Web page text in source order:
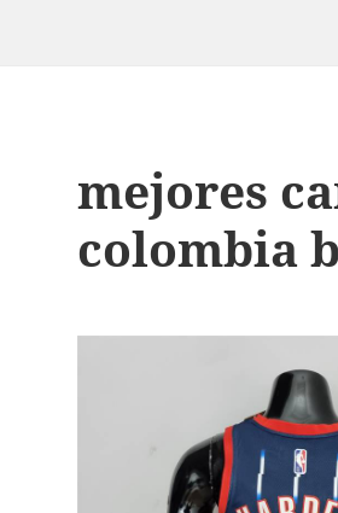
mejores
colombia